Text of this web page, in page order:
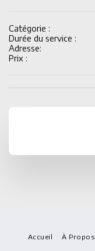
Catégorie :
Durée du service :
Adresse:
Prix :
Accueil À Propos